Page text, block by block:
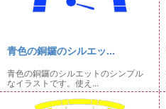
青色の銅鑼のシルエッ...
青色の銅鑼のシルエットのシンプル
なイラストです。使え...